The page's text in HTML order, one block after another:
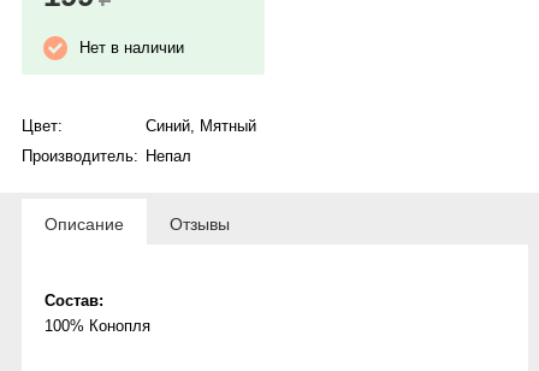
Нет в наличии
Цвет: Синий Мятный
Производитель: Непал
Описание Отзывы
Состав:
100% Конопля